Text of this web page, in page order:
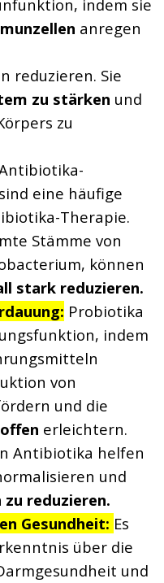
indem sie
anregen
reduzieren. Sie
zu stärken und
zu
eine häufige
Therapie.
Stämme von
können
stark reduzieren.
Probiotika
indem
von
und die
erleichtern.
Antibiotika helfen
und
reduzieren.
Gesundheit: Es
über die
und